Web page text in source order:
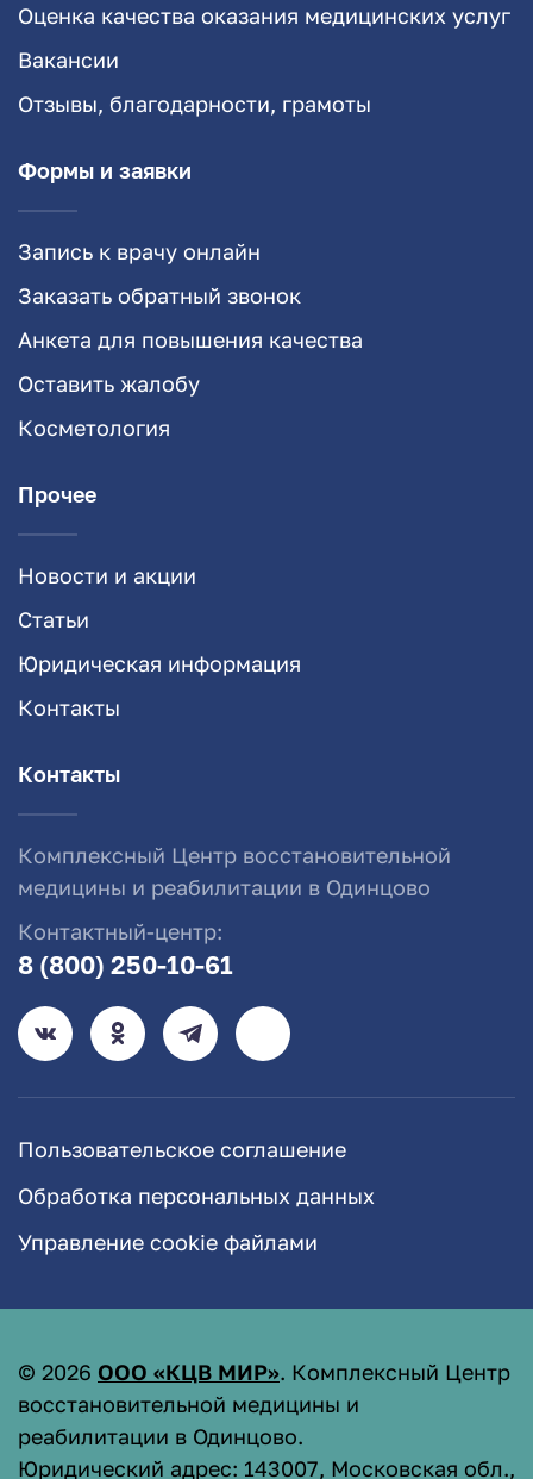
Оценка качества оказания медицинских услуг
Вакансии
Отзывы, благодарности, грамоты
Формы и заявки
Запись к врачу онлайн
Заказать обратный звонок
Анкета для повышения качества
Оставить жалобу
Косметология
Прочее
Новости и акции
Статьи
Юридическая информация
Контакты
Контакты
Комплексный Центр восстановительной
медицины и реабилитации в Одинцово
Контактный-центр:
8 (800) 250-10-61
Пользовательское соглашение
Обработка персональных данных
Управление cookie файлами
© 2026 ООО «КЦВ МИР». Комплексный Центр
восстановительной медицины и
реабилитации в Одинцово.
Юридический адрес: 143007, Московская обл.,